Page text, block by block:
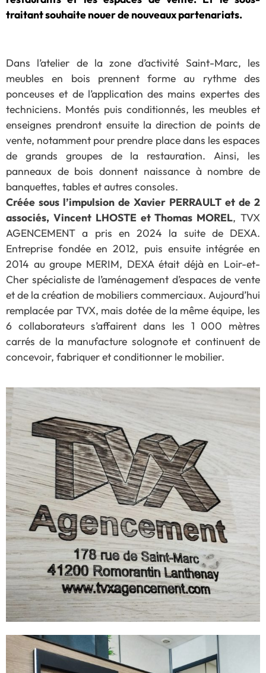
traitant souhaite nouer de nouveaux partenariats.
Dans l’atelier de la zone d’activité Saint-Marc, les
meubles en bois prennent forme au rythme des
ponceuses et de l’application des mains expertes des
techniciens. Montés puis conditionnés, les meubles et
enseignes prendront ensuite la direction de points de
vente, notamment pour prendre place dans les espaces
de grands groupes de la restauration. Ainsi, les
panneaux de bois donnent naissance à nombre de
banquettes, tables et autres consoles.
Créée sous l’impulsion de Xavier PERRAULT et de 2
associés, Vincent LHOSTE et Thomas MOREL, TVX
AGENCEMENT a pris en 2024 la suite de DEXA.
Entreprise fondée en 2012, puis ensuite intégrée en
2014 au groupe MERIM, DEXA était déjà en Loir-et-
Cher spécialiste de l’aménagement d’espaces de vente
et de la création de mobiliers commerciaux. Aujourd’hui
remplacée par TVX, mais dotée de la même équipe, les
6 collaborateurs s’affairent dans les 1 000 mètres
carrés de la manufacture solognote et continuent de
concevoir, fabriquer et conditionner le mobilier.